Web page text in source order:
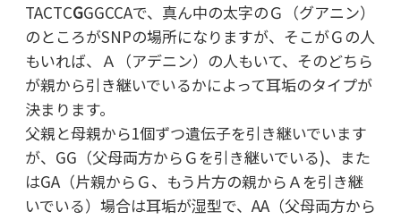
TACTCGGGCCAで、真ん中の太字のＧ（グアニン）
のところがSNPの場所になりますが、そこがＧの人
もいれば、Ａ（アデニン）の人もいて、そのどちら
が親から引き継いでいるかによって耳垢のタイプが
決まります。
父親と母親から1個ずつ遺伝子を引き継いでいます
が、GG（父母両方からＧを引き継いでいる)、また
はGA（片親からＧ、もう片方の親からＡを引き継
いでいる）場合は耳垢が湿型で、AA（父母両方から